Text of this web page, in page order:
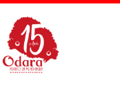
Pular
para
conteúdo